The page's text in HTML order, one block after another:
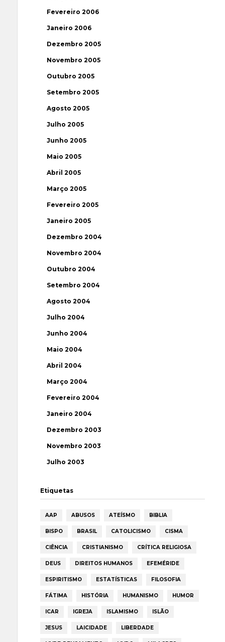
Fevereiro 2006
Janeiro 2006
Dezembro 2005
Novembro 2005
Outubro 2005
Setembro 2005
Agosto 2005
Julho 2005
Junho 2005
Maio 2005
Abril 2005
Março 2005
Fevereiro 2005
Janeiro 2005
Dezembro 2004
Novembro 2004
Outubro 2004
Setembro 2004
Agosto 2004
Julho 2004
Junho 2004
Maio 2004
Abril 2004
Março 2004
Fevereiro 2004
Janeiro 2004
Dezembro 2003
Novembro 2003
Julho 2003
Etiquetas
AAP ABUSOS ATEÍSMO BIBLIA
BISPO BRASIL CATOLICISMO CISMA
CIÊNCIA CRISTIANISMO CRÍTICA RELIGIOSA
DEUS DIREITOS HUMANOS EFEMÉRIDE
ESPIRITISMO ESTATÍSTICAS FILOSOFIA
FÁTIMA HISTÓRIA HUMANISMO HUMOR
ICAR IGREJA ISLAMISMO ISLÃO
JESUS LAICIDADE LIBERDADE